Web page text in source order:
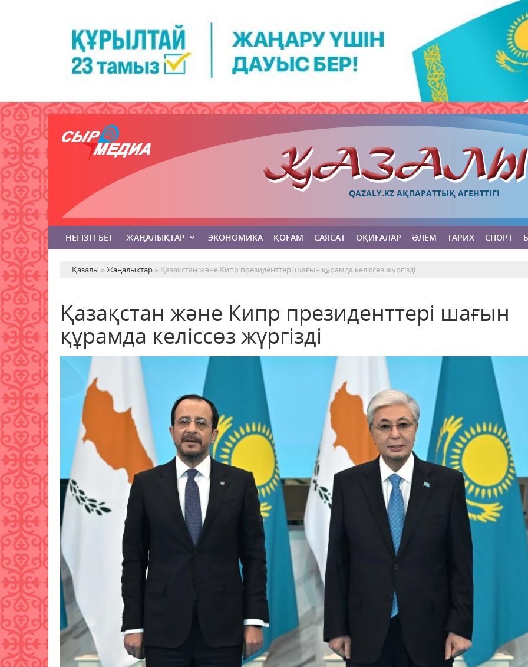
QAZALY.KZ АҚПАРАТТЫҚ АГЕНТТІГІ
НЕГІЗГІ БЕТ ЖАҢАЛЫҚТАР ЭКОНОМИКА ҚОҒАМ САЯСАТ ОҚИҒАЛАР ӘЛЕМ ТАРИХ СПОРТ
Қазалы »Жаңалықтар » Қазақстан және Кипр президенттері шағын құрамда келіссөз жүргізді
Қазақстан және Кипр президенттері шағын
құрамда келіссөз жүргізді